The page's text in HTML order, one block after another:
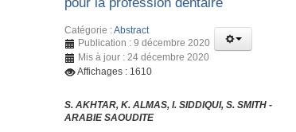
Catégorie :Abstract
Publication : 9 décembre 2020
Mis à jour : 24 décembre 2020
Affichages : 1610
S. AKHTAR, K. ALMAS, I. SIDDIQUI, S. SMITH -
ARABIE SAOUDITE